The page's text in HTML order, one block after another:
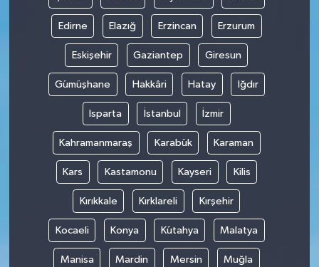
Edirne Elazığ Erzincan Erzurum
Eskişehir Gaziantep Giresun
Gümüşhane Hakkâri Hatay Iğdır
Isparta İstanbul İzmir
Kahramanmaraş Karabük Karaman
Kars Kastamonu Kayseri Kilis
Kırıkkale Kırklareli Kırşehir
Kocaeli Konya Kütahya Malatya
Manisa Mardin Mersin Muğla